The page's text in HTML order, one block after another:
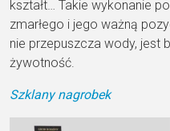
kształt… Takie wykonanie
zmarłego i jego ważną
nie przepuszcza wody, jest
żywotność.
Szklany nagrobek